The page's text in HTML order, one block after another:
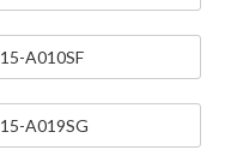
15-A010SF
15-A019SG